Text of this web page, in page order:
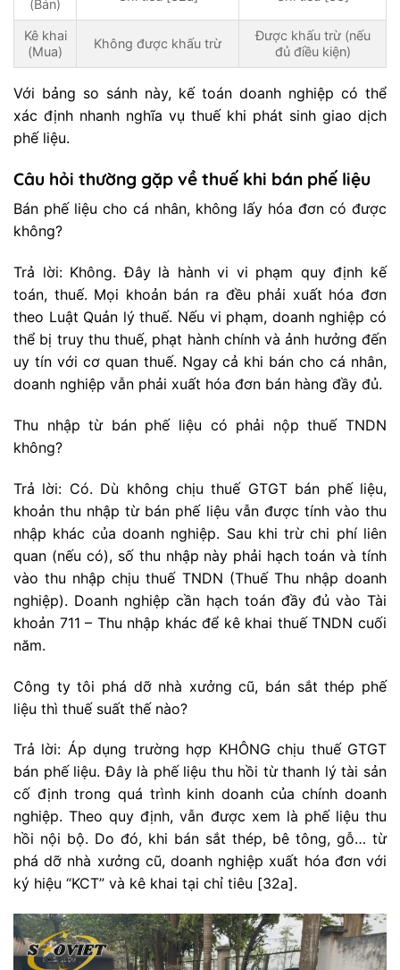
(Bán)
Kê khai
(Mua)
Không được khấu trừ
Được khấu trừ (nếu
đủ điều kiện)
Với bảng so sánh này, kế toán doanh nghiệp có thể
xác định nhanh nghĩa vụ thuế khi phát sinh giao dịch
phế liệu.
Câu hỏi thường gặp về thuế khi bán phế liệu
Bán phế liệu cho cá nhân, không lấy hóa đơn có được
không?
Trả lời: Không. Đây là hành vi vi phạm quy định kế
toán, thuế. Mọi khoản bán ra đều phải xuất hóa đơn
theo Luật Quản lý thuế. Nếu vi phạm, doanh nghiệp có
thể bị truy thu thuế, phạt hành chính và ảnh hưởng đến
uy tín với cơ quan thuế. Ngay cả khi bán cho cá nhân,
doanh nghiệp vẫn phải xuất hóa đơn bán hàng đầy đủ.
Thu nhập từ bán phế liệu có phải nộp thuế TNDN
không?
Trả lời: Có. Dù không chịu thuế GTGT bán phế liệu,
khoản thu nhập từ bán phế liệu vẫn được tính vào thu
nhập khác của doanh nghiệp. Sau khi trừ chi phí liên
quan (nếu có), số thu nhập này phải hạch toán và tính
vào thu nhập chịu thuế TNDN (Thuế Thu nhập doanh
nghiệp). Doanh nghiệp cần hạch toán đầy đủ vào Tài
khoản 711 – Thu nhập khác để kê khai thuế TNDN cuối
năm.
Công ty tôi phá dỡ nhà xưởng cũ, bán sắt thép phế
liệu thì thuế suất thế nào?
Trả lời: Áp dụng trường hợp KHÔNG chịu thuế GTGT
bán phế liệu. Đây là phế liệu thu hồi từ thanh lý tài sản
cố định trong quá trình kinh doanh của chính doanh
nghiệp. Theo quy định, vẫn được xem là phế liệu thu
hồi nội bộ. Do đó, khi bán sắt thép, bê tông, gỗ… từ
phá dỡ nhà xưởng cũ, doanh nghiệp xuất hóa đơn với
ký hiệu “KCT” và kê khai tại chỉ tiêu [32a].